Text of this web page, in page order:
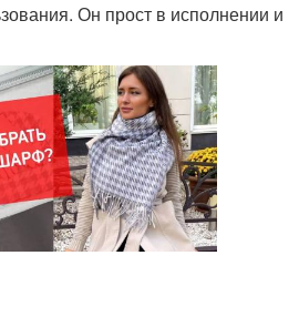
Он прост в исполнении и